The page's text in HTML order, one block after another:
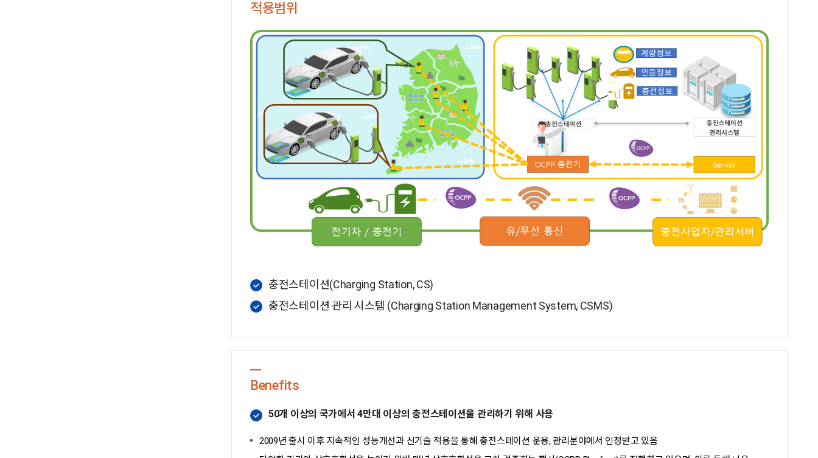
적용범위
충전스테이션(Charging Station, CS)
충전스테이션 관리 시스템 (Charging Station Management System, CSMS)
Benefits
50개 이상의 국가에서 4만대 이상의 충전스테이션을 관리하기 위해 사용
2009년 출시 이후 지속적인 성능개선과 신기술 적용을 통해 충전스테이션 운용, 관리분야에서 인정받고 있음